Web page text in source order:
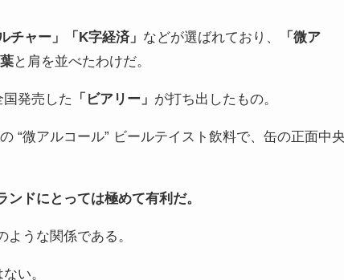
チャー」「K字経済」 などが選ばれており、
「微ア
と肩を並べたわけだ。
発売した 「ビアリー」 が打ち出したもの。
“微アルコール” ビールテイスト飲料で、缶の正面中
ドにとっては極めて有利だ。
ような関係である。
い。